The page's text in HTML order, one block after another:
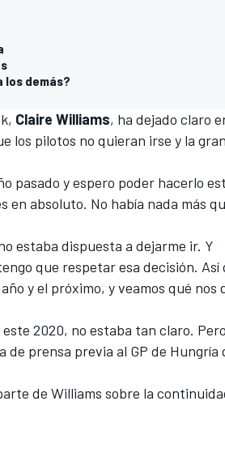
los demás?
Claire Williams, ha dejado claro
los pilotos no quieran irse y la
pasado y espero poder hacerlo
en absoluto. No había nada más
estaba dispuesta a dejarme ir. Y
que respetar esa decisión. Así
y el próximo, y veamos qué nos
2020, no estaba tan claro.
prensa previa al GP de Hungría
de Williams sobre la